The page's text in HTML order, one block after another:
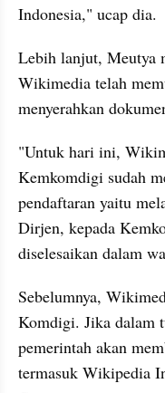
Indonesia," ucap dia.
Lebih lanjut, Meutya
Wikimedia telah
menyerahkan
"Untuk hari ini,
Kemkomdigi sudah
pendaftaran yaitu
Dirjen, kepada
diselesaikan dalam
Sebelumnya,
Komdigi. Jika dalam
pemerintah akan
termasuk Wikipedia